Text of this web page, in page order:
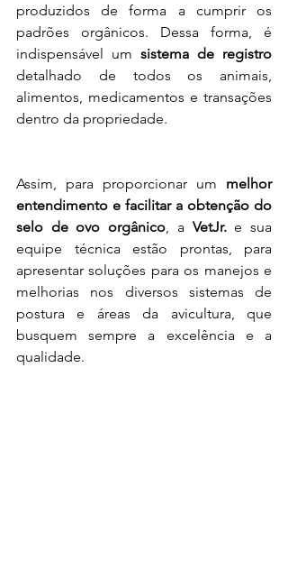
produzidos de forma a cumprir os
padrões orgânicos. Dessa forma, é
indispensável um sistema de registro
detalhado de todos os animais,
alimentos, medicamentos e transações
dentro da propriedade.
Assim, para proporcionar um melhor
entendimento e facilitar a obtenção do
selo de ovo orgânico , a VetJr. e sua
equipe técnica estão prontas, para
apresentar soluções para os manejos e
melhorias nos diversos sistemas de
postura e áreas da avicultura, que
busquem sempre a excelência e a
qualidade.